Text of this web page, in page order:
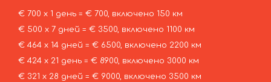
€ 700 х 1 день = € 700, включено 150 км
€ 500 х 7 дней = € 3500, включено 1100 км
€ 464 х 14 дней = € 6500, включено 2200 км
€ 424 х 21 день = € 8900, включено 3000 км
€ 321 х 28 дней = € 9000, включено 3500 км